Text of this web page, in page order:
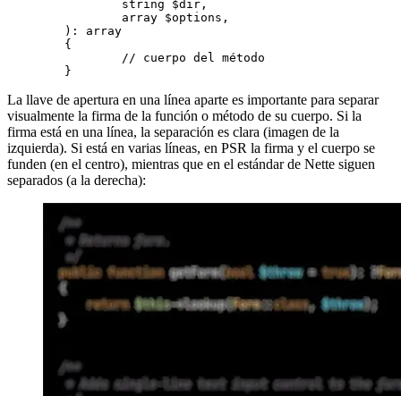
La llave de apertura en una línea aparte es importante para separar
visualmente la firma de la función o método de su cuerpo. Si la
firma está en una línea, la separación es clara (imagen de la
izquierda). Si está en varias líneas, en PSR la firma y el cuerpo se
funden (en el centro), mientras que en el estándar de Nette siguen
separados (a la derecha):